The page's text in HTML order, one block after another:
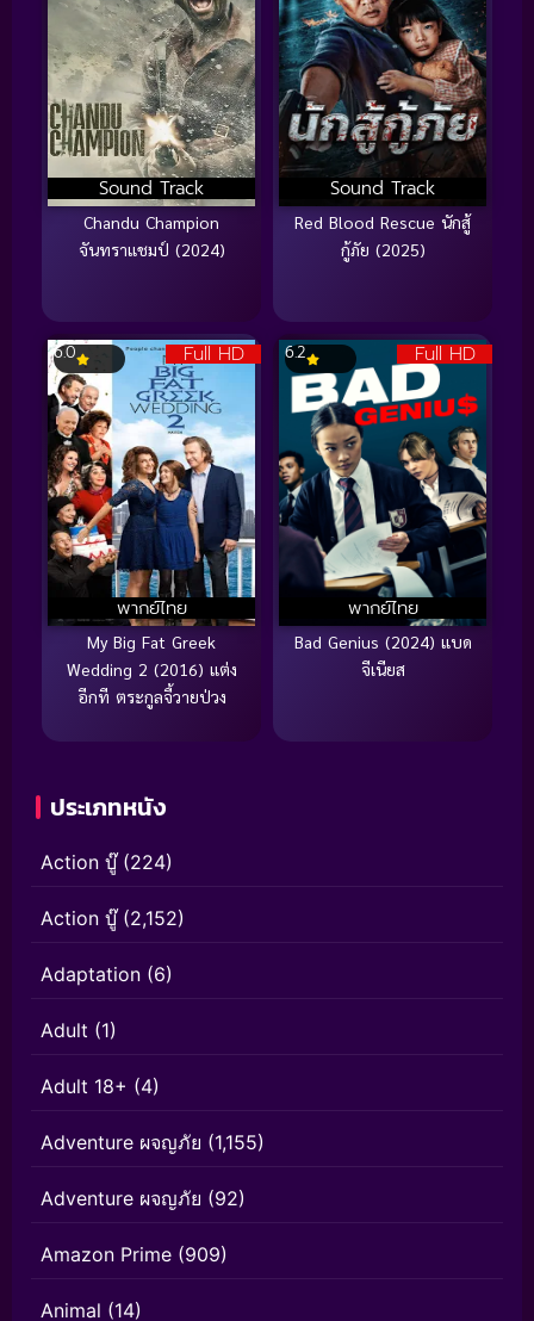
Sound Track
Chandu Champion
จันทราแชมป์ (2024)
Sound Track
Red Blood Rescue นักสู้
กู้ภัย (2025)
Full HD
พากย์ไทย
6.0
My Big Fat Greek
Wedding 2 (2016) แต่ง
อีกที ตระกูลจี้วายป่วง
Full HD
พากย์ไทย
6.2
Bad Genius (2024) แบด
จีเนียส
ประเภทหนัง
Action บู๊(224)
Action บู๊(2,152)
Adaptation (6)
Adult (1)
Adult 18+ (4)
Adventure ผจญภัย (1,155)
Adventure ผจญภัย (92)
Amazon Prime (909)
Animal (14)